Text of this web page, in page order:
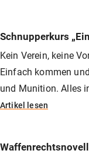
Schnupperkurs
Kein Verein, keine
Einfach kommen
und Munition. Alles
Artikel lesen